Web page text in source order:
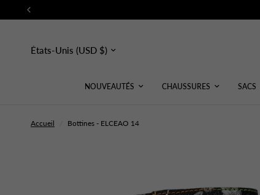
Mettre
à
NOUVEAUTÉS CHAUSSURES SACS
Accueil Bottines - ELCEAO 14